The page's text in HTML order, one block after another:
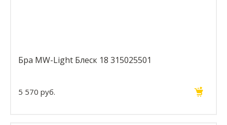
Бра MW-Light Блеск 18 315025501
5 570 руб.